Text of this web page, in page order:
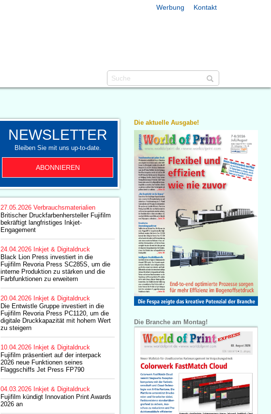
Werbung Kontakt
NEWSLETTER
Bleiben Sie mit uns up-to-date.
ABONNIEREN
27.05.2026 Verbrauchsmaterialien
Britischer Druckfarbenhersteller Fujifilm
bekräftigt langfristiges Inkjet-
Engagement
24.04.2026 Inkjet & Digitaldruck
Black Lion Press investiert in die
Fujifilm Revoria Press SC285S, um die
interne Produktion zu stärken und die
Farbfunktionen zu erweitern
20.04.2026 Inkjet & Digitaldruck
Die Entwistle Gruppe investiert in die
Fujifilm Revoria Press PC1120, um die
digitale Druckkapazität mit hohem Wert
zu steigern
10.04.2026 Inkjet & Digitaldruck
Fujifilm präsentiert auf der interpack
2026 neue Funktionen seines
Flaggschiffs Jet Press FP790
04.03.2026 Inkjet & Digitaldruck
Fujifilm kündigt Innovation Print Awards
2026 an
Die aktuelle Ausgabe!
Die Branche am Montag!